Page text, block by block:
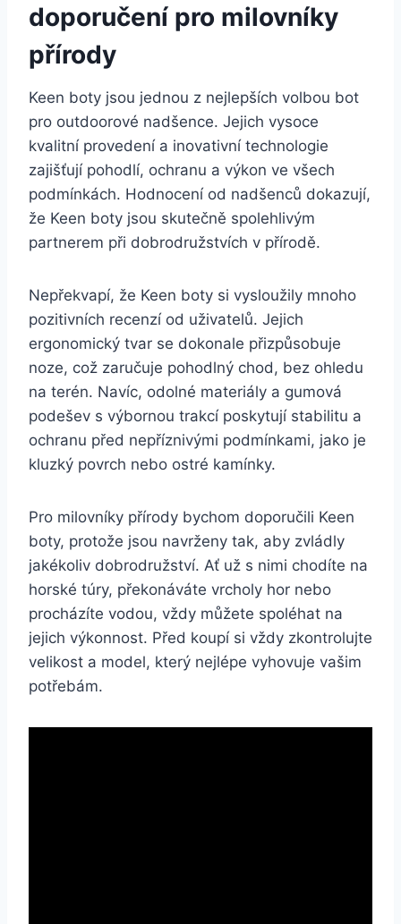
doporučení pro‍ milovníky
‌přírody
Keen boty jsou jednou⁢ z nejlepších volbou bot⁢
pro outdoorové nadšence.‍ Jejich vysoce
kvalitní provedení ⁣a inovativní technologie
zajišťují ​pohodlí, ochranu a výkon ve všech
podmínkách. Hodnocení⁣ od nadšenců ⁤dokazují,
že ⁣Keen boty ⁢jsou skutečně spolehlivým ​
partnerem při dobrodružstvích v přírodě.
Nepřekvapí, že⁣ Keen boty si ⁣vysloužily mnoho
pozitivních ⁢recenzí od​ uživatelů.​ Jejich
ergonomický tvar se dokonale⁢ přizpůsobuje⁢
noze, což zaručuje pohodlný chod, ‌bez ohledu ​
na terén. Navíc, odolné ‌materiály a‍ gumová⁢
podešev ⁤s výbornou trakcí poskytují stabilitu a
ochranu před nepříznivými ⁤podmínkami,‌ jako⁣ je
kluzký‌ povrch ‌nebo ostré‍ kamínky.
Pro milovníky přírody bychom doporučili‌ Keen
boty, protože jsou navrženy tak, aby zvládly
jakékoliv dobrodružství. Ať už s nimi‍ chodíte ⁢na
horské túry, překonáváte vrcholy ​hor nebo
procházíte ‌vodou, ⁢vždy můžete ⁣spoléhat na
jejich výkonnost.‍ Před koupí ​si ​vždy zkontrolujte
velikost a model, který⁢ nejlépe vyhovuje ​vašim
potřebám.